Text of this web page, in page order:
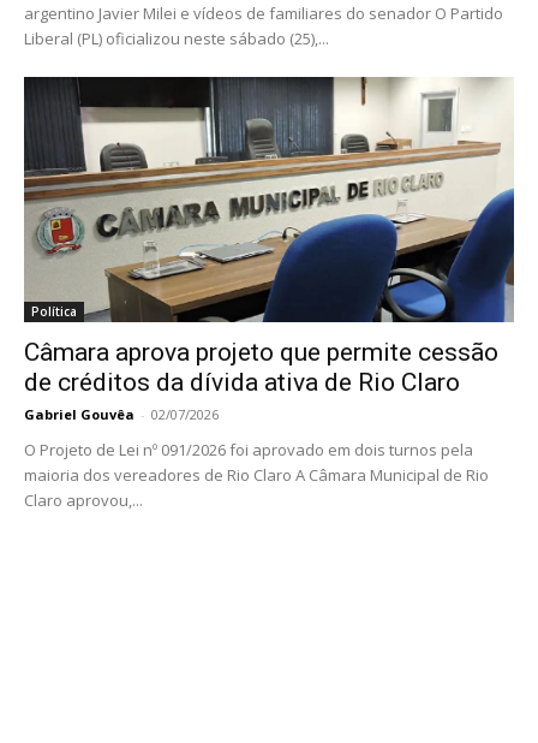
argentino Javier Milei e vídeos de familiares do senador O Partido
Liberal (PL) oficializou neste sábado (25),...
Política
Câmara aprova projeto que permite cessão
de créditos da dívida ativa de Rio Claro
Gabriel Gouvêa - 02/07/2026
O Projeto de Lei nº 091/2026 foi aprovado em dois turnos pela
maioria dos vereadores de Rio Claro A Câmara Municipal de Rio
Claro aprovou,...